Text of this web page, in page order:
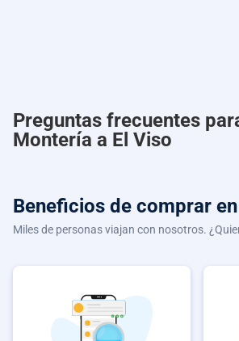
Preguntas frecuentes
Montería a El Viso
Beneficios de comprar
Miles de personas viajan con nosotros.